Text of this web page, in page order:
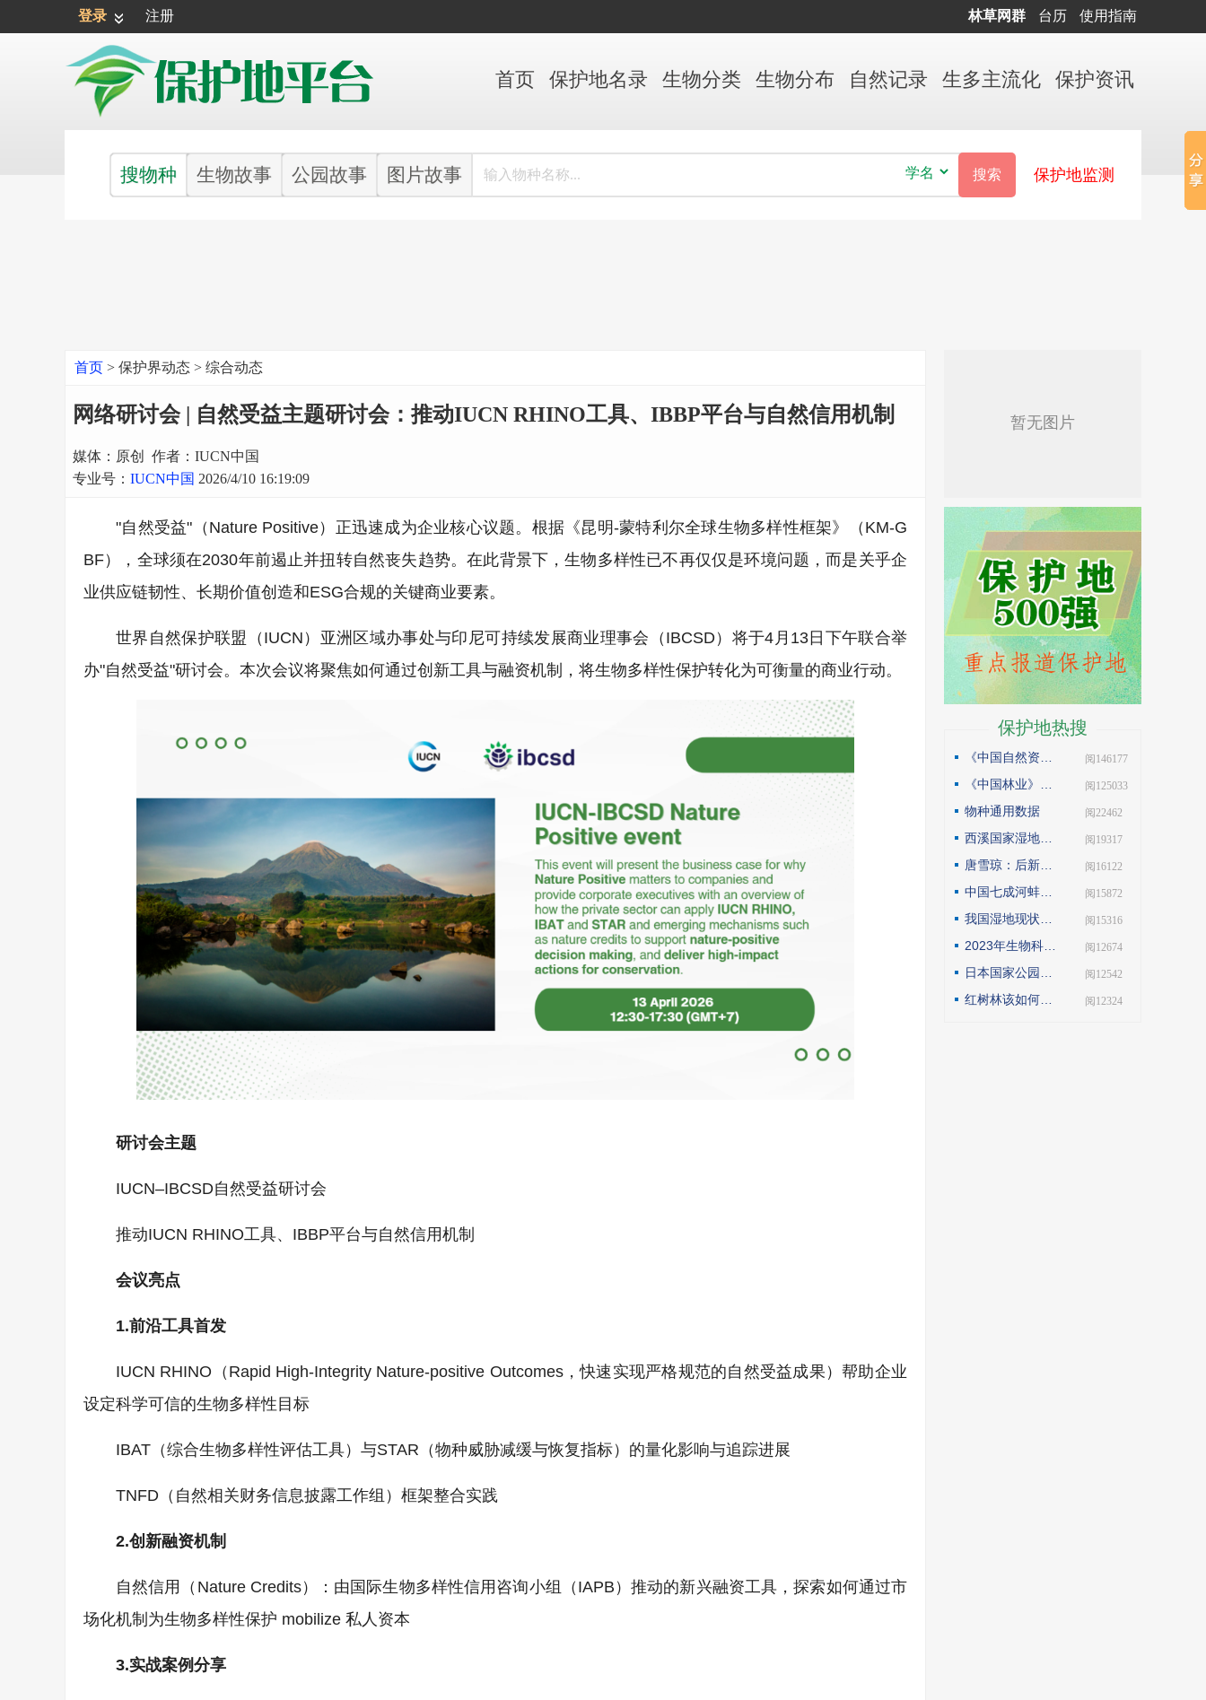
登录 注册 林草网群 台历 使用指南
首页 保护地名录 生物分类 生物分布 自然记录 生多主流化 保护资讯
搜物种 生物故事 公园故事 图片故事 保护地监测
首页 > 保护界动态 > 综合动态
网络研讨会 | 自然受益主题研讨会：推动IUCN RHINO工具、IBBP平台与自然信用机制
媒体：原创 作者：IUCN中国
专业号： IUCN中国 2026/4/10 16:19:09
"自然受益"（Nature Positive）正迅速成为企业核心议题。根据《昆明-蒙特利尔全球生物多样性框架》（KM-G
BF），全球须在2030年前遏止并扭转自然丧失趋势。在此背景下，生物多样性已不再仅仅是环境问题，而是关乎企
业供应链韧性、长期价值创造和ESG合规的关键商业要素。
世界自然保护联盟（IUCN）亚洲区域办事处与印尼可持续发展商业理事会（IBCSD）将于4月13日下午联合举
办"自然受益"研讨会。本次会议将聚焦如何通过创新工具与融资机制，将生物多样性保护转化为可衡量的商业行动。
研讨会主题
IUCN–IBCSD自然受益研讨会
推动IUCN RHINO工具、IBBP平台与自然信用机制
会议亮点
1.前沿工具首发
IUCN RHINO（Rapid High-Integrity Nature-positive Outcomes，快速实现严格规范的自然受益成果）帮助企业
设定科学可信的生物多样性目标
IBAT（综合生物多样性评估工具）与STAR（物种威胁减缓与恢复指标）的量化影响与追踪进展
TNFD（自然相关财务信息披露工作组）框架整合实践
2.创新融资机制
自然信用（Nature Credits）：由国际生物多样性信用咨询小组（IAPB）推动的新兴融资工具，探索如何通过市
场化机制为生物多样性保护 mobilize 私人资本
3.实战案例分享
保护地热搜
| 阅146177
| 阅125033
物种通用数据 | 阅22462
| 阅19317
| 阅16122
| 阅15872
| 阅15316
| 阅12674
| 阅12542
| 阅12324